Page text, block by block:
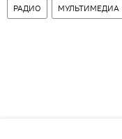
РАДИО МУЛЬТИМЕДИА